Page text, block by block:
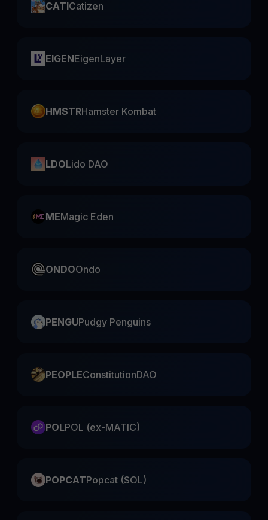
CATICatizen
EIGENEigenLayer
HMSTRHamster Kombat
LDOLido DAO
MEMagic Eden
ONDOOndo
PENGUPudgy Penguins
PEOPLEConstitutionDAO
POLPOL (ex-MATIC)
POPCATPopcat (SOL)